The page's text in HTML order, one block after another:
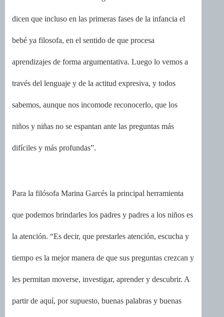
dicen que incluso en las primeras fases de la infancia el
bebé ya filosofa, en el sentido de que procesa
aprendizajes de forma argumentativa. Luego lo vemos a
través del lenguaje y de la actitud expresiva, y todos
sabemos, aunque nos incomode reconocerlo, que los
niños y niñas no se espantan ante las preguntas más
difíciles y más profundas”.
Para la filósofa Marina Garcés la principal herramienta
que podemos brindarles los padres y padres a los niños es
la atención. “Es decir, que prestarles atención, escucha y
tiempo es la mejor manera de que sus preguntas crezcan y
les permitan moverse, investigar, aprender y descubrir. A
partir de aquí, por supuesto, buenas palabras y buenas